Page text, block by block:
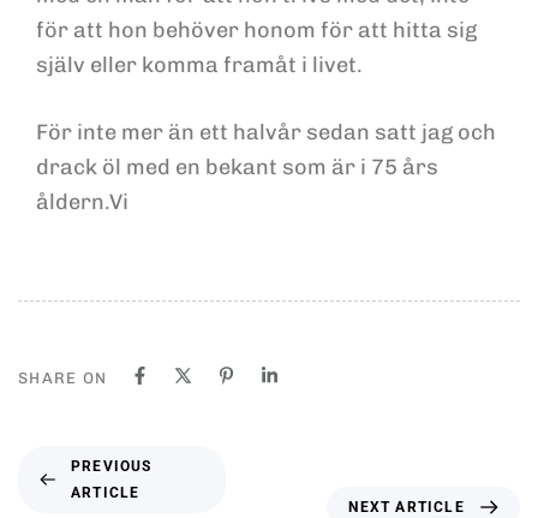
för att hon behöver honom för att hitta sig
själv eller komma framåt i livet.
För inte mer än ett halvår sedan satt jag och
drack öl med en bekant som är i 75 års
åldern.Vi
SHARE ON
PREVIOUS
ARTICLE
NEXT ARTICLE